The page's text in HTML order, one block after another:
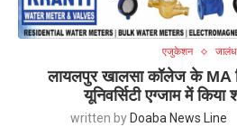
एजुकेशन
लायलपुर खालसा कॉलेज के MA
यूनिवर्सिटी एग्जाम में किया
written by Doaba News Line